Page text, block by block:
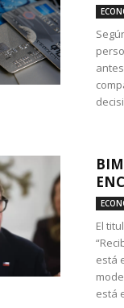
El
está
está